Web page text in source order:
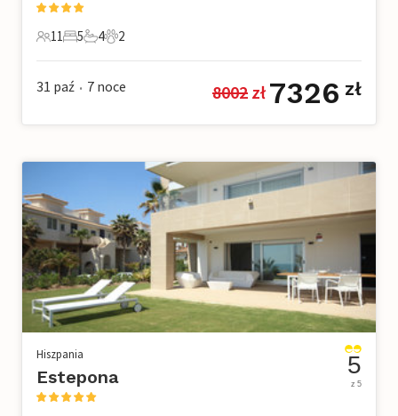
11 Goście
11
5 Sypialnie
5
4 Łazienki
4
2 Zwierzęta domowe
2
31 paź • 7 noce 8002 zł 7326 zł
Hiszpania
Estepona 5
z 5